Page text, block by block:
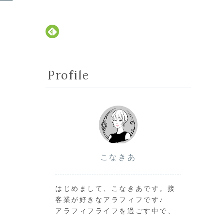
Profile
こなきあ
はじめまして、こなきあです。接
客業が好きなアラフィフです♪
アラフィフライフを過ごす中で、